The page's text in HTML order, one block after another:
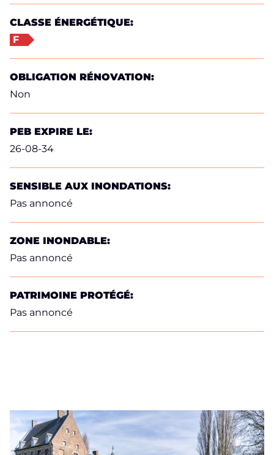
CLASSE ÉNERGÉTIQUE:
F
OBLIGATION RÉNOVATION:
Non
PEB EXPIRE LE:
26-08-34
SENSIBLE AUX INONDATIONS:
Pas annoncé
ZONE INONDABLE:
Pas annoncé
PATRIMOINE PROTÉGÉ:
Pas annoncé